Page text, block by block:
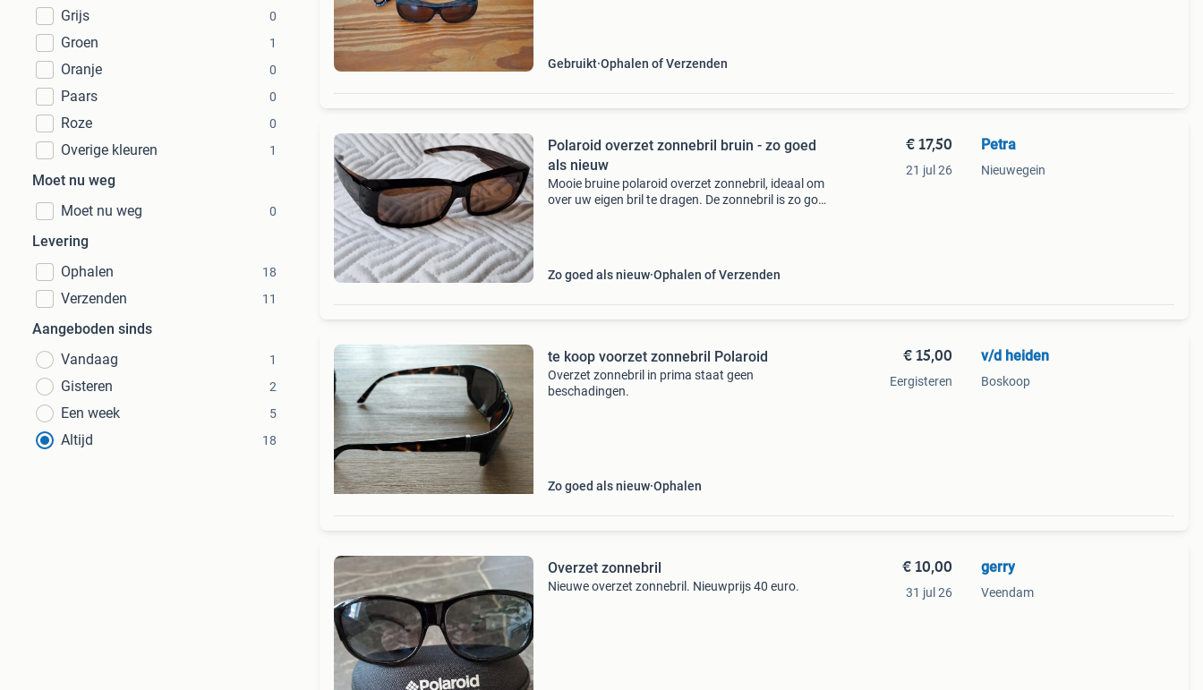
Grijs 0
Groen 1
Oranje 0
Paars 0
Roze 0
Overige kleuren 1
Moet nu weg
Moet nu weg
0
Levering
Ophalen
18
Verzenden 11
Aangeboden sinds
Vandaag
1
Gisteren 2
Een week 5
Altijd 18
Gebruikt Ophalen of Verzenden
Polaroid overzet zonnebril bruin - zo goed
als nieuw
Mooie bruine polaroid overzet zonnebril, ideaal om
over uw eigen bril te dragen. De zonnebril is zo goed
Zo goed als nieuw Ophalen of Verzenden
€ 17,50
21 jul 26
Petra
Nieuwegein
te koop voorzet zonnebril Polaroid
Overzet zonnebril in prima staat geen
beschadingen.
Zo goed als nieuw Ophalen
€ 15,00
Eergisteren
v/d heiden
Boskoop
Overzet zonnebril
Nieuwe overzet zonnebril. Nieuwprijs 40 euro.
€ 10,00
31 jul 26
gerry
Veendam